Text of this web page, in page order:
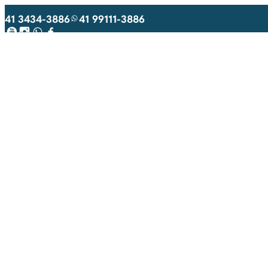
41 3434-3886
41 99111-3886
Youtube